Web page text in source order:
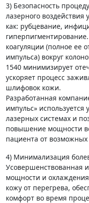
3) Безопасность
лазерного
как: рубцевание,
коагуляции (полное ее
импульса) вокруг
1540 минимизирует
ускоряет процесс
шлифовок кожи.
Разработанная
импульс»
лазерных системах и
повышение мощности
пациента от
4) Минимализация
Усовершенствованная
мощности и
кожу от перегрева,
комфорт во время